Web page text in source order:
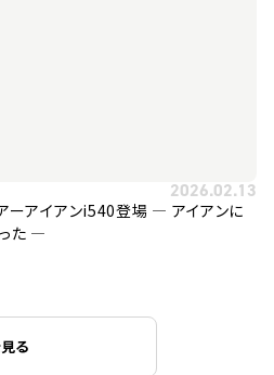
2026.02.13
ンi540登場 ― アイアンに
た ―
る